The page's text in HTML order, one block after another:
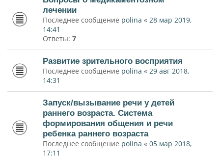
лечении
Последнее сообщение polina « 28 мар 2019,
14:41
Ответы: 7
Развитие зрительного восприятия
Последнее сообщение polina « 29 авг 2018,
14:31
Запуск/вызывание речи у детей
раннего возраста. Система
формирования общения и речи
ребенка раннего возраста
Последнее сообщение polina « 05 мар 2018,
17:11